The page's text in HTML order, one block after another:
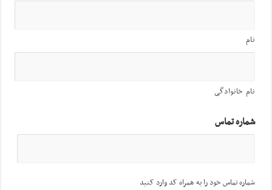
نام
نام خانوادگی
شماره تماس
شماره تماس خود را به همراه کد وارد کنید